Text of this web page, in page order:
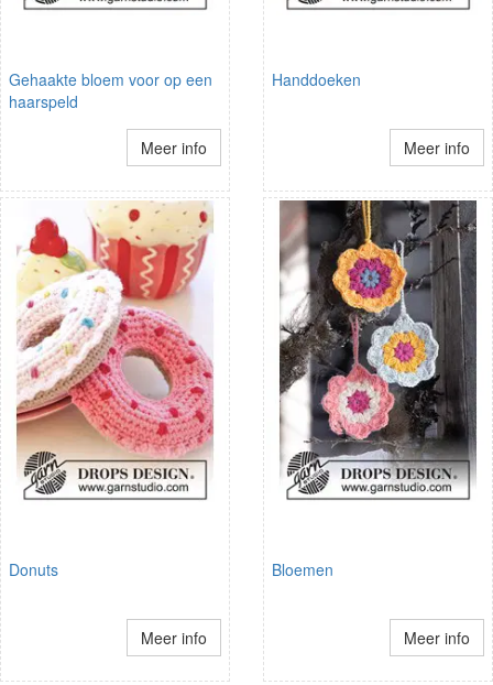
Gehaakte bloem voor op een
haarspeld
Meer info
Handdoeken
Meer info
Donuts
Meer info
Bloemen
Meer info